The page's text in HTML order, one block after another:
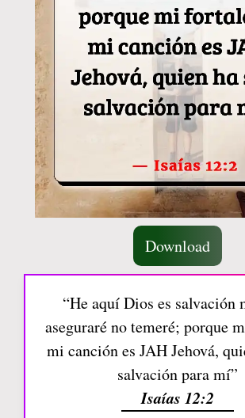
Download
“He aquí Dios es salvación
aseguraré no temeré; porque
mi canción es JAH Jehová,
salvación para mí”
Isaías 12:2